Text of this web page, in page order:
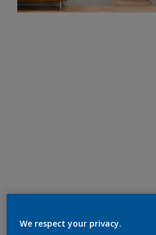
We respect your privacy.